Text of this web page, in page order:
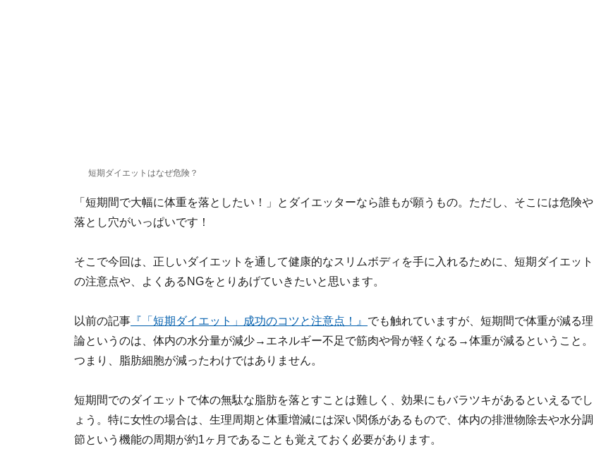
短期ダイエットはなぜ危険？
「短期間で大幅に体重を落としたい！」とダイエッターなら誰もが願うもの。ただし、そこには危険や
落とし穴がいっぱいです！
そこで今回は、正しいダイエットを通して健康的なスリムボディを手に入れるために、短期ダイエット
の注意点や、よくあるNGをとりあげていきたいと思います。
以前の記事 『「短期ダイエット」成功のコツと注意点！』 でも触れていますが、短期間で体重が減る理
論というのは、体内の水分量が減少→エネルギー不足で筋肉や骨が軽くなる→体重が減るということ。
つまり、脂肪細胞が減ったわけではありません。
短期間でのダイエットで体の無駄な脂肪を落とすことは難しく、効果にもバラツキがあるといえるでし
ょう。特に女性の場合は、生理周期と体重増減には深い関係があるもので、体内の排泄物除去や水分調
節という機能の周期が約1ヶ月であることも覚えておく必要があります。